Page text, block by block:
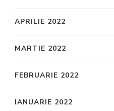
APRILIE 2022
MARTIE 2022
FEBRUARIE 2022
IANUARIE 2022